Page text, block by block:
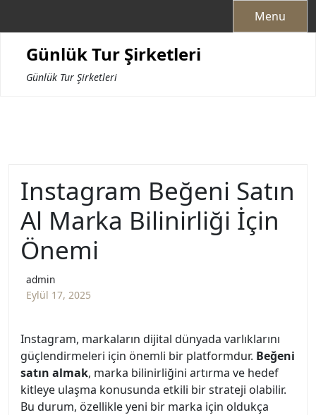
Menu
Günlük Tur Şirketleri
Günlük Tur Şirketleri
Instagram Beğeni Satın
Al Marka Bilinirliği İçin
Önemi
admin
Eylül 17, 2025
Instagram, markaların dijital dünyada varlıklarını
güçlendirmeleri için önemli bir platformdur. Beğeni
satın almak, marka bilinirliğini artırma ve hedef
kitleye ulaşma konusunda etkili bir strateji olabilir.
Bu durum, özellikle yeni bir marka için oldukça